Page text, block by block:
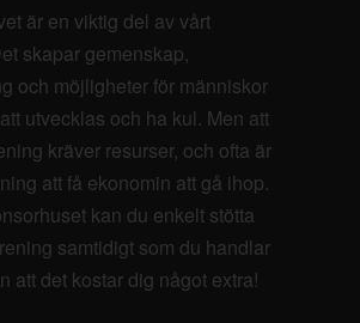
är en viktig del av vårt
skapar gemenskap,
och möjligheter för människor
utvecklas och ha kul. Men att
kräver resurser, och ofta är
att få ekonomin att gå ihop.
kan du enkelt stötta
samtidigt som du handlar
att det kostar dig något extra!